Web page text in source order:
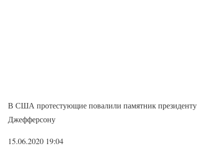
В США протестующие повалили памятник президенту
Джефферсону
15.06.2020 19:04